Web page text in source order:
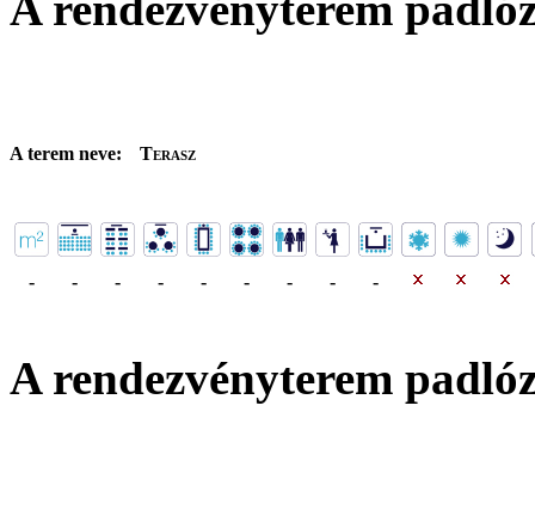
A terem neve: Terasz
- - - - - - - - -
A rendezvényterem